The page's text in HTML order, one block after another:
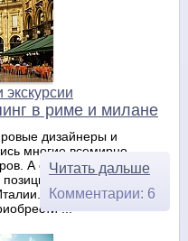
экскурсии
в риме и милане
дизайнеры и
многие всемирно
А особенно различные
на пьедестале
В большинстве
...
Читать дальше
Комментарии: 6